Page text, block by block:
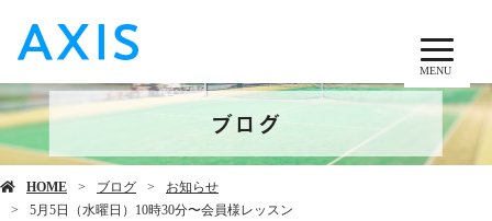
MENU
ブログ
HOME ブログ
お知らせ
5月5日（水曜日）10時30分〜会員様レッスン